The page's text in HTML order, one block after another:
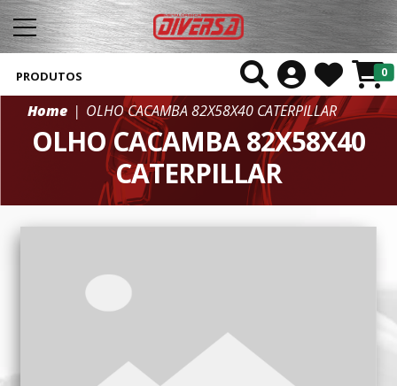
0
PRODUTOS
Home OLHO CACAMBA 82X58X40 CATERPILLAR
OLHO CACAMBA 82X58X40
CATERPILLAR